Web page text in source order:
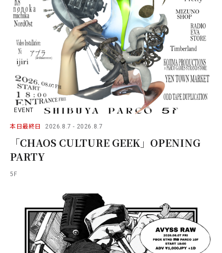
EVENT
本日最終日 2026.8.7 - 2026.8.7
「CHAOS CULTURE GEEK」OPENING
PARTY
5F